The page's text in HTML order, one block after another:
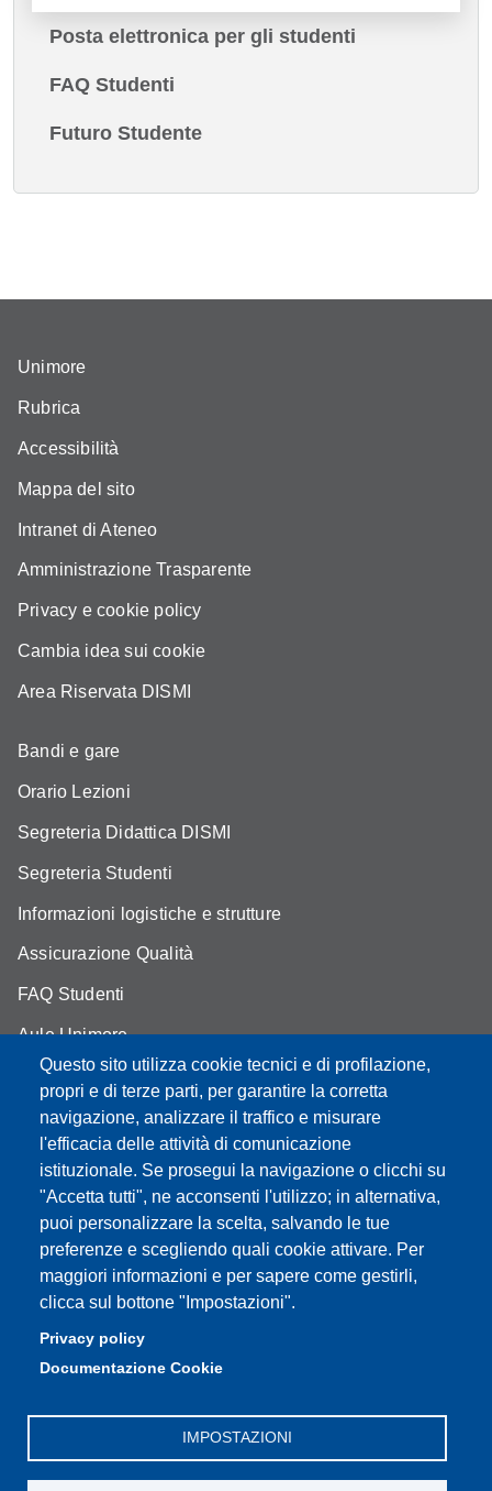
Posta elettronica per gli studenti
FAQ Studenti
Futuro Studente
Questo sito utilizza cookie tecnici e di profilazione,
propri e di terze parti, per garantire la corretta
navigazione, analizzare il traffico e misurare
l'efficacia delle attività di comunicazione
istituzionale. Se prosegui la navigazione o clicchi su
"Accetta tutti", ne acconsenti l'utilizzo; in alternativa,
puoi personalizzare la scelta, salvando le tue
preferenze e scegliendo quali cookie attivare. Per
maggiori informazioni e per sapere come gestirli,
clicca sul bottone "Impostazioni".
Privacy policy
Documentazione Cookie
IMPOSTAZIONI
Unimore
Rubrica
Accessibilità
Mappa del sito
Intranet di Ateneo
Amministrazione Trasparente
Privacy e cookie policy
Cambia idea sui cookie
Area Riservata DISMI
Bandi e gare
Orario Lezioni
Segreteria Didattica DISMI
Segreteria Studenti
Informazioni logistiche e strutture
Assicurazione Qualità
FAQ Studenti
Aule Unimore
prenotazione autocarro DISMI
Partita IVA: 00427620364
Dipartimento di Scienze e Metodi dell'Ingegneria
Sede: Via Amendola 2 - 42122 Reggio Emilia
E-mail: amministrazione.dismi@unimore.it |
didattica.dismi@unimore.it
Tel. Segreteria Amministrativa (+39) 0522.522.610
Tel. Segreteria Didattica (+39) 0522.522.311